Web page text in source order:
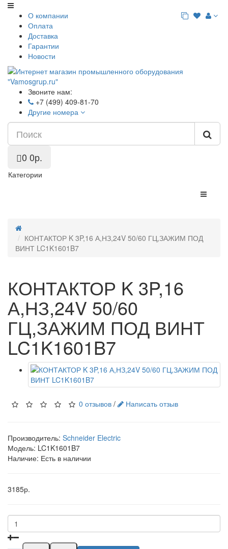
О компании
Оплата
Доставка
Гарантии
Новости
Звоните нам:
+7 (499) 409-81-70
Другие номера
0 0р.
Категории
КОНТАКТОР K 3P,16 А,НЗ,24V 50/60 ГЦ,ЗАЖИМ ПОД
ВИНТ LC1K1601B7
КОНТАКТОР K 3P,16
А,НЗ,24V 50/60
ГЦ,ЗАЖИМ ПОД ВИНТ
LC1K1601B7
0 отзывов / Написать отзыв
Производитель: Schneider Electric
Модель: LC1K1601B7
Наличие: Есть в наличии
3185р.